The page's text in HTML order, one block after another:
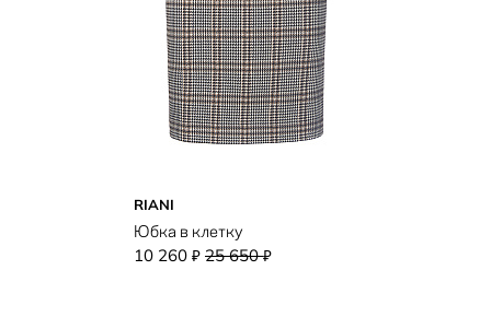
RIANI
Юбка в клетку
10 260 ₽ 25 650₽